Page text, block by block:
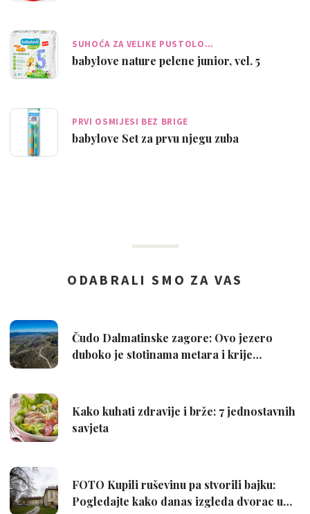
SUHOĆA ZA VELIKE PUSTOLO…
babylove nature pelene junior, vel. 5
PRVI OSMIJESI BEZ BRIGE
babylove Set za prvu njegu zuba